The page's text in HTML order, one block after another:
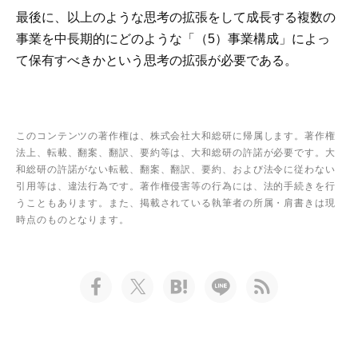
最後に、以上のような思考の拡張をして成長する複数の
事業を中長期的にどのような「（5）事業構成」によっ
て保有すべきかという思考の拡張が必要である。
このコンテンツの著作権は、株式会社大和総研に帰属します。著作権
法上、転載、翻案、翻訳、要約等は、大和総研の許諾が必要です。大
和総研の許諾がない転載、翻案、翻訳、要約、および法令に従わない
引用等は、違法行為です。著作権侵害等の行為には、法的手続きを行
うこともあります。また、掲載されている執筆者の所属・肩書きは現
時点のものとなります。